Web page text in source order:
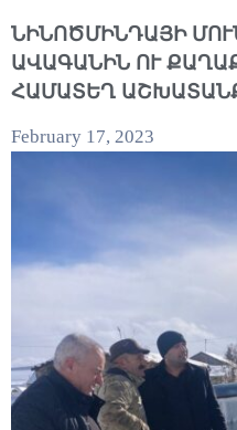
ՆԻՆՈԾՄԻՆԴԱՅԻ
ԱՎԱԳԱՆԻՆ ՈՒ
ՀԱՄԱՏԵՂ
February 17, 2023